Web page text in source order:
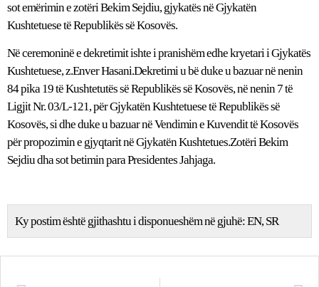
sot emërimin e zotëri Bekim Sejdiu, gjykatës në Gjykatën
Kushtetuese të Republikës së Kosovës.
Në ceremoninë e dekretimit ishte i pranishëm edhe kryetari i Gjykatës
Kushtetuese, z.Enver Hasani.Dekretimi u bë duke u bazuar në nenin
84 pika 19 të Kushtetutës së Republikës së Kosovës, në nenin 7 të
Ligjit Nr. 03/L-121, për Gjykatën Kushtetuese të Republikës së
Kosovës, si dhe duke u bazuar në Vendimin e Kuvendit të Kosovës
për propozimin e gjyqtarit në Gjykatën Kushtetues.Zotëri Bekim
Sejdiu dha sot betimin para Presidentes Jahjaga.
Ky postim është gjithashtu i disponueshëm në gjuhë:EN SR